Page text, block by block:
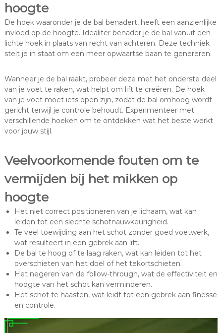
hoogte
De hoek waaronder je de bal benadert, heeft een aanzienlijke
invloed op de hoogte. Idealiter benader je de bal vanuit een
lichte hoek in plaats van recht van achteren. Deze techniek
stelt je in staat om een meer opwaartse baan te genereren.
Wanneer je de bal raakt, probeer deze met het onderste deel
van je voet te raken, wat helpt om lift te creëren. De hoek
van je voet moet iets open zijn, zodat de bal omhoog wordt
gericht terwijl je controle behoudt. Experimenteer met
verschillende hoeken om te ontdekken wat het beste werkt
voor jouw stijl.
Veelvoorkomende fouten om te
vermijden bij het mikken op
hoogte
Het niet correct positioneren van je lichaam, wat kan
leiden tot een slechte schotnauwkeurigheid.
Te veel toewijding aan het schot zonder goed voetwerk,
wat resulteert in een gebrek aan lift.
De bal te hoog of te laag raken, wat kan leiden tot het
overschieten van het doel of het tekortschieten.
Het negeren van de follow-through, wat de effectiviteit en
hoogte van het schot kan verminderen.
Het schot te haasten, wat leidt tot een gebrek aan finesse
en controle.